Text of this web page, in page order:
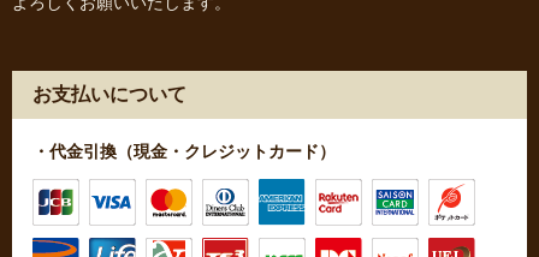
お支払いについて
・代金引換（現金・クレジットカード）